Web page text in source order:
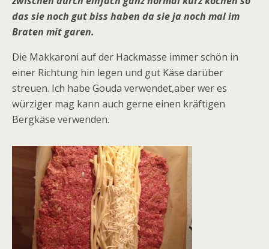
das sie noch gut biss haben da sie ja noch mal im
Braten mit garen.
Die Makkaroni auf der Hackmasse immer schön in
einer Richtung hin legen und gut Käse darüber
streuen. Ich habe Gouda verwendet,aber wer es
würziger mag kann auch gerne einen kräftigen
Bergkäse verwenden.